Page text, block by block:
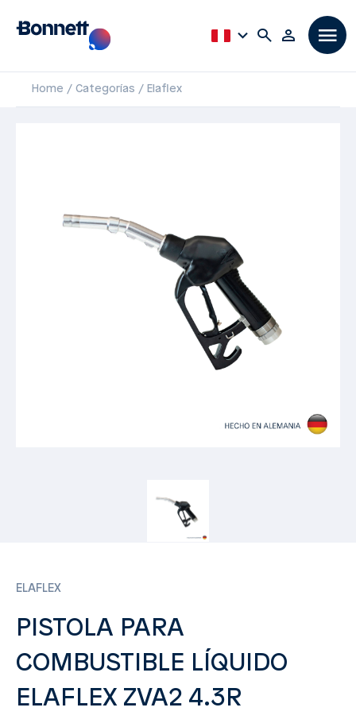
Home Categorías Elaflex
ELAFLEX
PISTOLA PARA
COMBUSTIBLE LÍQUIDO
ELAFLEX ZVA2 4.3R